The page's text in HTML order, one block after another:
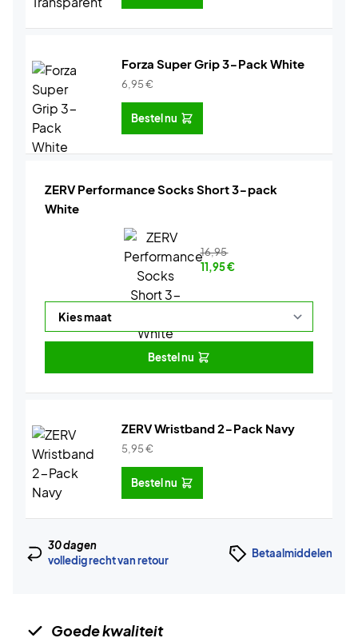
Forza Super Grip 3-Pack White
6,95€
Bestel nu
ZERV Performance Socks Short 3-pack
White
16,95
11,95€
Bestel nu
ZERV Wristband 2-Pack Navy
5,95€
Bestel nu
30 dagen
volledig recht van retour
Betaalmiddelen
Goede kwaliteit